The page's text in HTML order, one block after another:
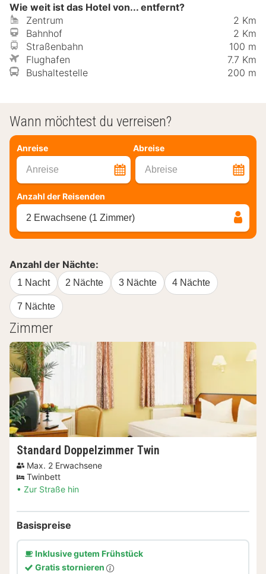
Wie weit ist das Hotel von... entfernt?
Zentrum
2 Km
Bahnhof
2 Km
Straßenbahn
100 m
Flughafen
7.7 Km
Bushaltestelle
200 m
Wann möchtest du verreisen?
Anreise Abreise
Anreise Abreise
Anzahl der Reisenden
2 Erwachsene (1 Zimmer)
Anzahl der Nächte:
1 Nacht 2 Nächte 3 Nächte 4 Nächte
7 Nächte
Zimmer
Standard Doppelzimmer Twin
Max. 2 Erwachsene
Twinbett
Zur Straße hin
Basispreise
Inklusive gutem Frühstück
Gratis stornieren